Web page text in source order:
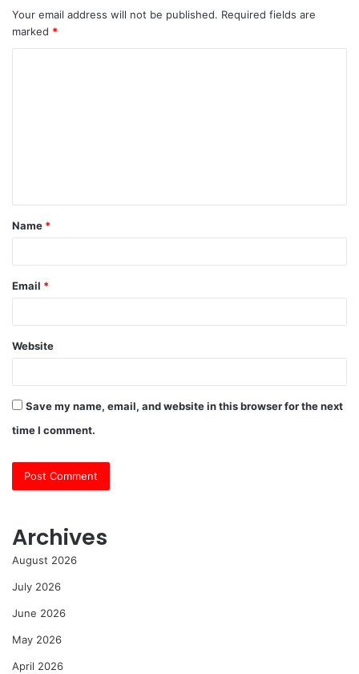
Your email address will not be published. Required fields are
marked *
t
*
Name *
Email *
Website
Save my name, email, and website in this browser for the next
time I comment.
Archives
August 2026
July 2026
June 2026
May 2026
April 2026